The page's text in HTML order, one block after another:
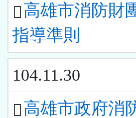
高雄市消防財
指導準則
104.11.30
高雄市政府消